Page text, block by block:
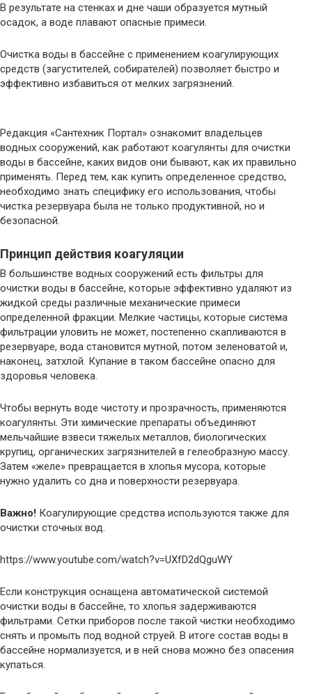
В результате на стенках и дне чаши образуется мутный
осадок, а воде плавают опасные примеси.
Очистка воды в бассейне с применением коагулирующих
средств (загустителей, собирателей) позволяет быстро и
эффективно избавиться от мелких загрязнений.
Редакция «Сантехник Портал» ознакомит владельцев
водных сооружений, как работают коагулянты для очистки
воды в бассейне, каких видов они бывают, как их правильно
применять. Перед тем, как купить определенное средство,
необходимо знать специфику его использования, чтобы
чистка резервуара была не только продуктивной, но и
безопасной.
Принцип действия коагуляции
В большинстве водных сооружений есть фильтры для
очистки воды в бассейне, которые эффективно удаляют из
жидкой среды различные механические примеси
определенной фракции. Мелкие частицы, которые система
фильтрации уловить не может, постепенно скапливаются в
резервуаре, вода становится мутной, потом зеленоватой и,
наконец, затхлой. Купание в таком бассейне опасно для
здоровья человека.
Чтобы вернуть воде чистоту и прозрачность, применяются
коагулянты. Эти химические препараты объединяют
мельчайшие взвеси тяжелых металлов, биологических
крупиц, органических загрязнителей в гелеобразную массу.
Затем «желе» превращается в хлопья мусора, которые
нужно удалить со дна и поверхности резервуара.
Важно! Коагулирующие средства используются также для
очистки сточных вод.
https://www.youtube.com/watch?v=UXfD2dQguWY
Если конструкция оснащена автоматической системой
очистки воды в бассейне, то хлопья задерживаются
фильтрами. Сетки приборов после такой чистки необходимо
снять и промыть под водной струей. В итоге состав воды в
бассейне нормализуется, и в ней снова можно без опасения
купаться.